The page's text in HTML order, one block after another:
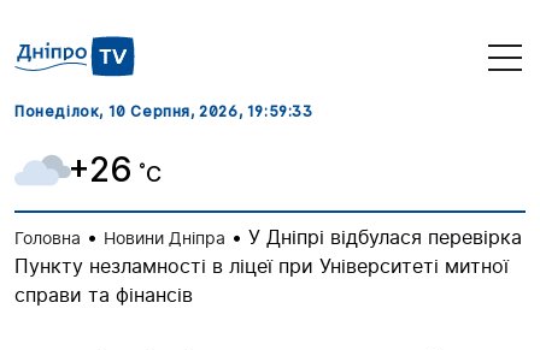
Понеділок, 10 Серпня, 2026, 19:59:34
+26 ˚C
Головна • Новини Дніпра • У Дніпрі відбулася перевірка
Пункту незламності в ліцеї при Університеті митної
справи та фінансів